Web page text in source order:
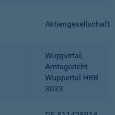
Aktiengesellschaft
Wuppertal;
Amtsgericht
Wuppertal HRB
3033